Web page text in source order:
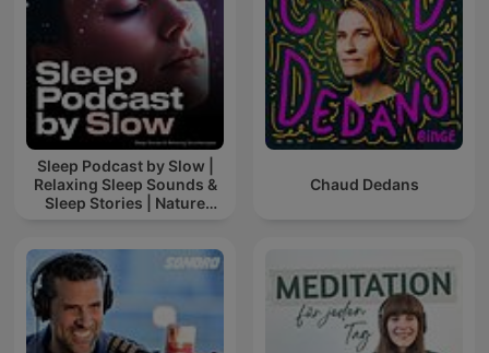
Sleep Podcast by Slow |
Relaxing Sleep Sounds &
Sleep Stories | Nature
Chaud Dedans